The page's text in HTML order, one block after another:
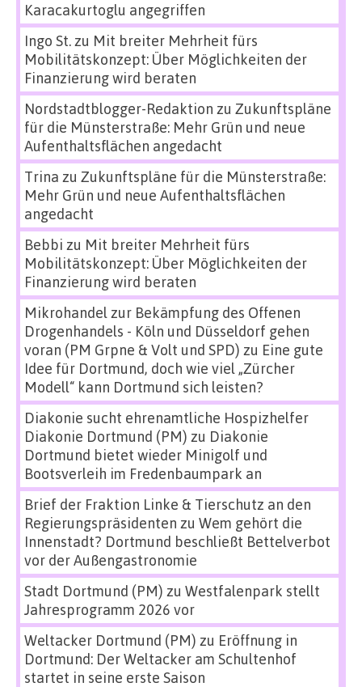
Karacakurtoglu angegriffen
Ingo St.zu Mit breiter Mehrheit fürs
Mobilitätskonzept: Über Möglichkeiten der
Finanzierung wird beraten
Nordstadtblogger-Redaktion zu Zukunftspläne
für die Münsterstraße: Mehr Grün und neue
Aufenthaltsflächen angedacht
Trina zu Zukunftspläne für die Münsterstraße:
Mehr Grün und neue Aufenthaltsflächen
angedacht
Bebbi zu Mit breiter Mehrheit fürs
Mobilitätskonzept: Über Möglichkeiten der
Finanzierung wird beraten
Mikrohandel zur Bekämpfung des Offenen
Drogenhandels - Köln und Düsseldorf gehen
voran (PM Grpne & Volt und SPD) zu Eine gute
Idee für Dortmund, doch wie viel „Zürcher
Modell“ kann Dortmund sich leisten?
Diakonie sucht ehrenamtliche Hospizhelfer
Diakonie Dortmund (PM) zu Diakonie
Dortmund bietet wieder Minigolf und
Bootsverleih im Fredenbaumpark an
Brief der Fraktion Linke & Tierschutz an den
Regierungspräsidenten zu Wem gehört die
Innenstadt? Dortmund beschließt Bettelverbot
vor der Außengastronomie
Stadt Dortmund (PM) zu Westfalenpark stellt
Jahresprogramm 2026 vor
Weltacker Dortmund (PM) zu Eröffnung in
Dortmund: Der Weltacker am Schultenhof
startet in seine erste Saison